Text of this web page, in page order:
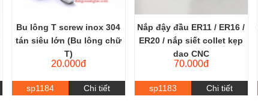
Bu lông T screw inox 304
tán siêu lớn (Bu lông chữ
T)
20.000đ
sp1184 Chi tiết
Nắp đậy đầu ER11 / ER16 /
ER20 / nắp siết collet kẹp
dao CNC
70.000đ
sp1183 Chi tiết